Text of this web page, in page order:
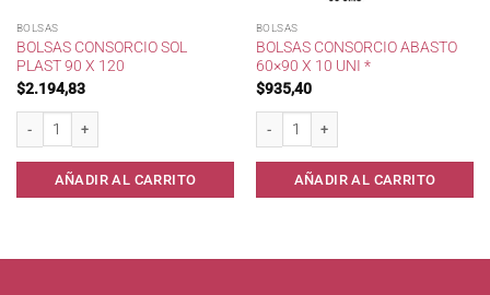
BOLSAS
BOLSAS CONSORCIO SOL
PLAST 90 X 120
$2.194,83
AÑADIR AL CARRITO
BOLSAS
BOLSAS CONSORCIO ABASTO
60×90 X 10 UNI *
$935,40
AÑADIR AL CARRITO